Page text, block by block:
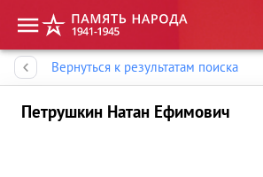
Вернуться к результатам поиска
Петрушкин Натан Ефимович
Память народа